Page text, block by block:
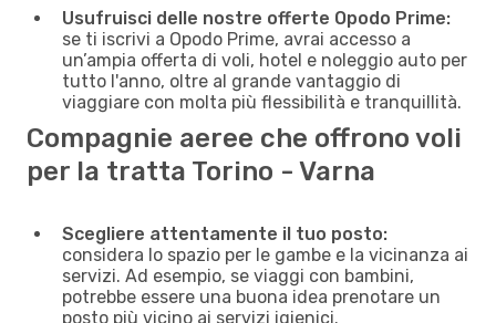
Usufruisci delle nostre offerte Opodo Prime:
se ti iscrivi a Opodo Prime, avrai accesso a
un’ampia offerta di voli, hotel e noleggio auto per
tutto l'anno, oltre al grande vantaggio di
viaggiare con molta più flessibilità e tranquillità.
Compagnie aeree che offrono voli
per la tratta Torino - Varna
Scegliere attentamente il tuo posto:
considera lo spazio per le gambe e la vicinanza ai
servizi. Ad esempio, se viaggi con bambini,
potrebbe essere una buona idea prenotare un
posto più vicino ai servizi igienici.